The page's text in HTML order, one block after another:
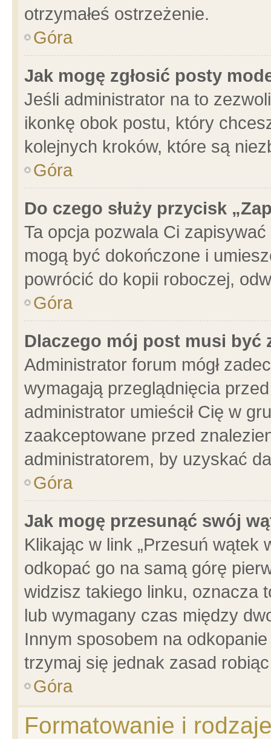
otrzymałeś ostrzeżenie.
Góra
Jak mogę zgłosić posty
Jeśli administrator na to
ikonkę obok postu, który
kolejnych kroków, które są
Góra
Do czego służy przycisk
Ta opcja pozwala Ci
mogą być dokończone i
powrócić do kopii roboczej,
Góra
Dlaczego mój post musi być
Administrator forum mógł
wymagają przeglądnięcia
administrator umieścił Cię w
zaakceptowane przed
administratorem, by uzyskać
Góra
Jak mogę przesunąć swój
Klikając w link „Przesuń wątek
odkopać go na samą górę
widzisz takiego linku, oznacza
lub wymagany czas między
Innym sposobem na
trzymaj się jednak zasad
Góra
Formatowanie i